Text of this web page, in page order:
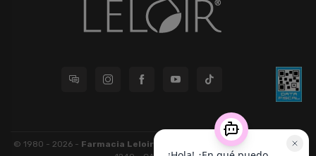
© 1980 - 2026 - Farmacia Leloir S.R.L.
| CUIT 33609220789 - Larrea